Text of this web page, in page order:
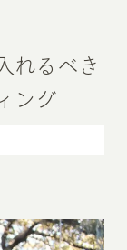
れるべき
ング